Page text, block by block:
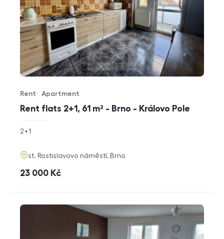
Rent flats 2+1, 61 m² - Brno - Královo Pole
Offer type
Rent
Property type
Apartment
rozměry
disposition
2+1
adresa
st. Rostislavovo náměstí, Brno
cena
23 000 Kč